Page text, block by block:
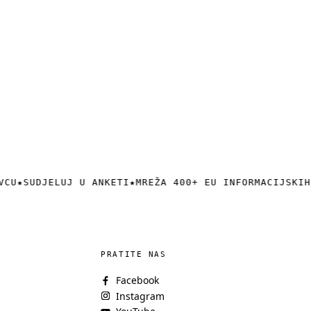
★SUDJELUJ U ANKETI★MREŽA 400+ EU INFORMACIJSKIH
PRATITE NAS
Facebook
Instagram